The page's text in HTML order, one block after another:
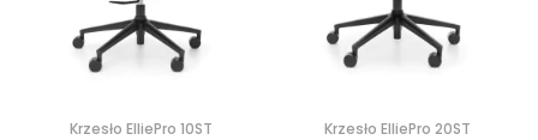
Krzesło ElliePro 10ST Krzesło ElliePro 20ST